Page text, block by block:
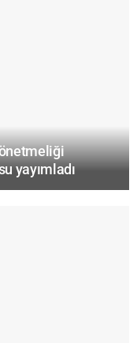
yayımladı